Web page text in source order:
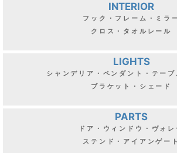
INTERIOR
フック・フレーム・ミラ
クロス・タオルレール
LIGHTS
シャンデリア・ペンダント・テーブ
ブラケット・シェード
PARTS
ドア・ウィンドウ・ヴォレ
ステンド・アイアンゲート